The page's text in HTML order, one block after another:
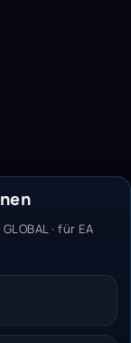
· für EA